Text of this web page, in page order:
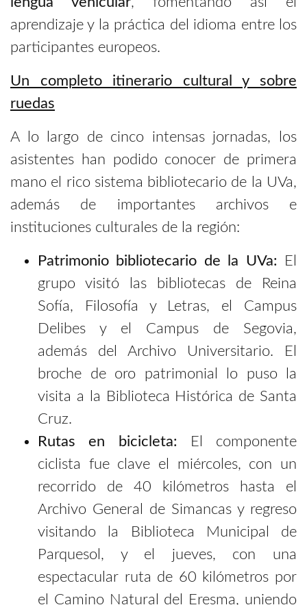
aprendizaje y la práctica del idioma entre los
participantes europeos.
Un completo itinerario cultural y sobre
ruedas
A lo largo de cinco intensas jornadas, los
asistentes han podido conocer de primera
mano el rico sistema bibliotecario de la UVa,
además de importantes archivos e
instituciones culturales de la región:
Patrimonio bibliotecario de la UVa: El
grupo visitó las bibliotecas de Reina
Sofía, Filosofía y Letras, el Campus
Delibes y el Campus de Segovia,
además del Archivo Universitario. El
broche de oro patrimonial lo puso la
visita a la Biblioteca Histórica de Santa
Cruz.
Rutas en bicicleta: El componente
ciclista fue clave el miércoles, con un
recorrido de 40 kilómetros hasta el
Archivo General de Simancas y regreso
visitando la Biblioteca Municipal de
Parquesol, y el jueves, con una
espectacular ruta de 60 kilómetros por
el Camino Natural del Eresma, uniendo